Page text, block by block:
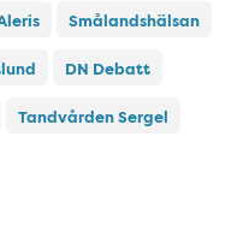
Smålandshälsan
DN Debatt
Tandvården Sergel